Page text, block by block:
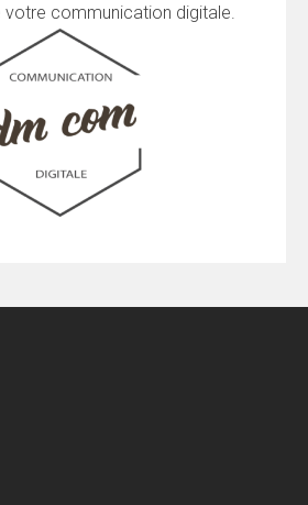
communication digitale.